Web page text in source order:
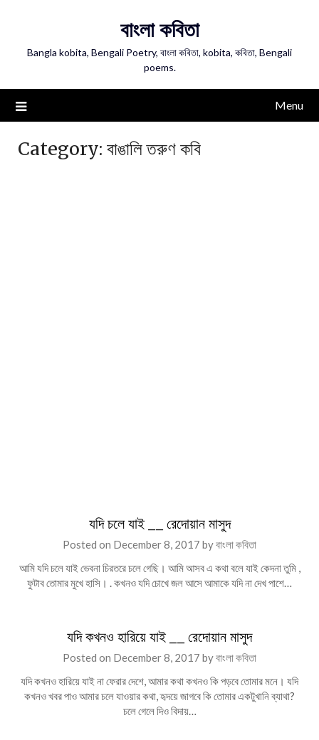
বাংলা কবিতা
Bangla kobita, Bengali Poetry, বাংলা কবিতা, kobita, কবিতা, Bengali
poems.
Menu
Category: বাঙালি তরুণ কবি
যদি চলে যাই __ রেদোয়ান মাসুদ
Posted on December 8, 2017 byবাংলা কবিতা
আমি যদি চলে যাই ভেবনা চিরতরে চলে গেছি। আমি আসব এ কথা বলে যাই কেদনা তুমি ,
ফুটাব তোমার মুখে হাসি। . কখনও যদি চোখে জল আসে আমাকে যদি না দেখ পাশে…
যদি কখনও হারিয়ে যাই __ রেদোয়ান মাসুদ
Posted on December 8, 2017 byবাংলা কবিতা
যদি কখনও হারিয়ে যাই না ফেরার দেশে, আমার কথা কখনও কি পড়বে তোমার মনে। যদি
কখনও খবর পাও আমার চলে যাওয়ার কথা, হৃদয়ে জাগবে কি তোমার একটুখানি ব্যাথা?
চলে গেলে দিও বিদায়…